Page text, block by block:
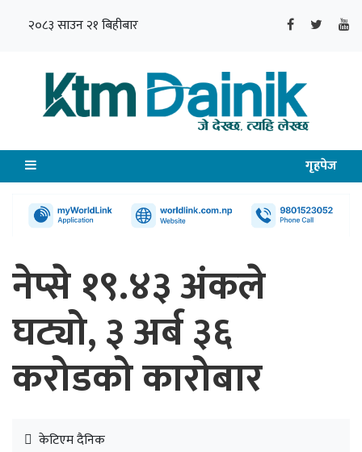
२०८३ साउन २१ बिहीबार
गृहपेज
नेप्से १९.४३ अंकले
घट्यो, ३ अर्ब ३६
करोडको कारोबार
केटिएम दैनिक